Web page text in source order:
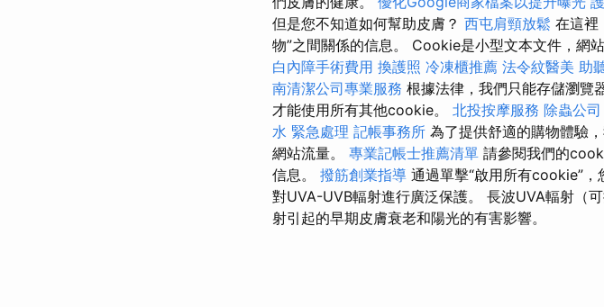
但是您不知道如何幫助皮膚？ 西屯肩頸放鬆 在這裡
物”之間關係的信息。 Cookie是小型文本文件，網
白內障手術費用 換護照 冷凍櫃推薦 法令紋醫美 助
南清潔公司專業服務 根據法律，我們只能存儲瀏覽
才能使用所有其他cookie。 北投按摩服務 除蟲公司
水 緊急處理 記帳事務所 為了提供舒適的購物體驗
網站流量。 專業記帳士推薦清單 請參閱我們的
信息。 撥筋創業指導 通過單擊“啟用所有cookie”
對UVA-UVB輻射進行廣泛保護。 長波UVA輻射（
射引起的早期皮膚衰老和陽光的有害影響。